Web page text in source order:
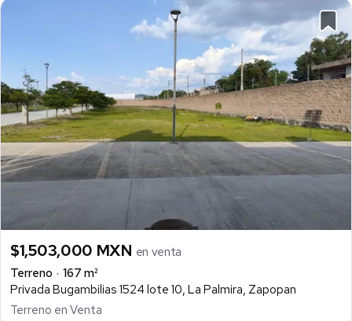
$1,503,000 MXN en venta
Terreno
167 m²
Privada Bugambilias 1524 lote 10, La Palmira, Zapopan
Terreno en Venta